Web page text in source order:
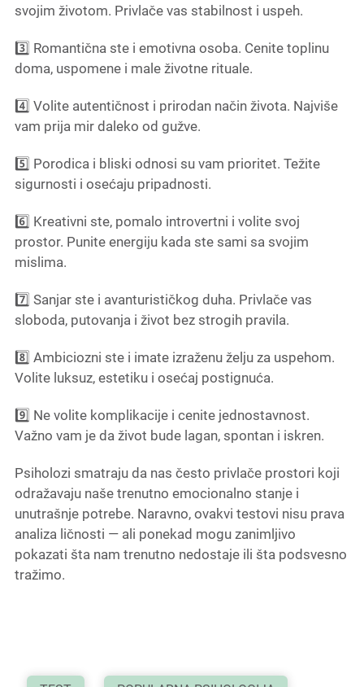
svojim životom. Privlače vas stabilnost i uspeh.
3️⃣ Romantična ste i emotivna osoba. Cenite toplinu
doma, uspomene i male životne rituale.
4️⃣ Volite autentičnost i prirodan način života. Najviše
vam prija mir daleko od gužve.
5️⃣ Porodica i bliski odnosi su vam prioritet. Težite
sigurnosti i osećaju pripadnosti.
6️⃣ Kreativni ste, pomalo introvertni i volite svoj
prostor. Punite energiju kada ste sami sa svojim
mislima.
7️⃣ Sanjar ste i avanturističkog duha. Privlače vas
sloboda, putovanja i život bez strogih pravila.
8️⃣ Ambiciozni ste i imate izraženu želju za uspehom.
Volite luksuz, estetiku i osećaj postignuća.
9️⃣ Ne volite komplikacije i cenite jednostavnost.
Važno vam je da život bude lagan, spontan i iskren.
Psiholozi smatraju da nas često privlače prostori koji
odražavaju naše trenutno emocionalno stanje i
unutrašnje potrebe. Naravno, ovakvi testovi nisu prava
analiza ličnosti — ali ponekad mogu zanimljivo
pokazati šta nam trenutno nedostaje ili šta podsvesno
tražimo.